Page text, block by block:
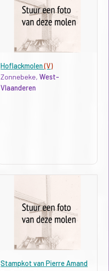
Hoflackmolen(V)
Zonnebeke,West-
Vlaanderen
Stampkot van Pierre Amand